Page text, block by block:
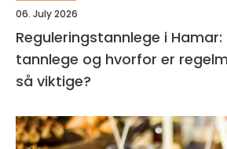
06. July 2026
Reguleringstannlege i Hamar:
tannlege og hvorfor er
så viktige?